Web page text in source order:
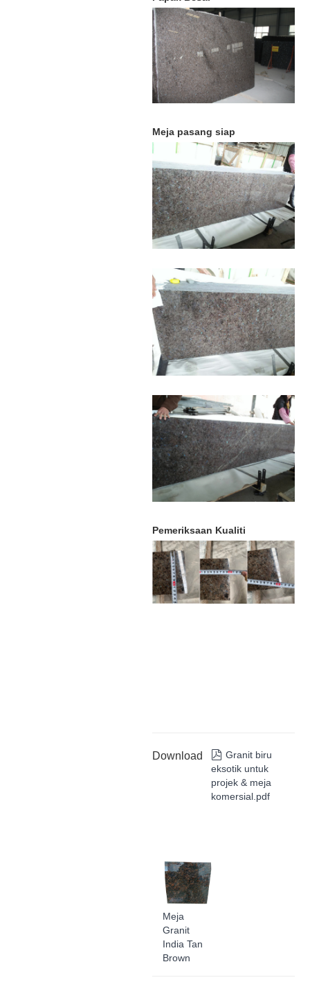
Meja pasang siap
Pemeriksaan Kualiti
Download  Granit biru
eksotik untuk
projek & meja
komersial.pdf
Meja
Granit
India Tan
Brown